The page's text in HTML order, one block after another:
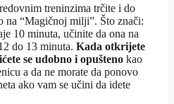
treninzima trčite i do
na “Magičnoj milji”. Što znači:
10 minuta, učinite da ona na
do 13 minuta. Kada otkrijete
se udobno i opušteno kao
a da ne morate da ponovo
ako vam se učini da idete